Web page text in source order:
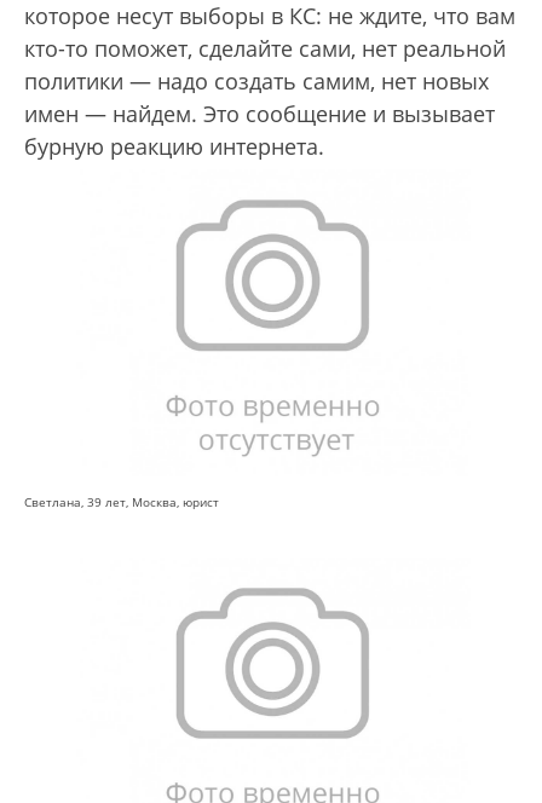
которое несут выборы в КС: не ждите, что вам
кто-то поможет, сделайте сами, нет реальной
политики — надо создать самим, нет новых
имен — найдем. Это сообщение и вызывает
бурную реакцию интернета.
Светлана, 39 лет, Москва, юрист